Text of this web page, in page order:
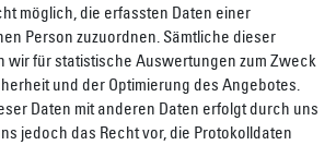
möglich, die erfassten Daten einer
Person zuzuordnen. Sämtliche dieser
wir für statistische Auswertungen zum Zweck
und der Optimierung des Angebotes.
Daten mit anderen Daten erfolgt durch uns
jedoch das Recht vor, die Protokolldaten